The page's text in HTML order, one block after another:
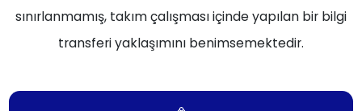
sınırlanmamış, takım çalışması içinde yapılan bir bilgi
transferi yaklaşımını benimsemektedir.